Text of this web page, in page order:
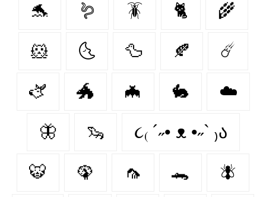
🐬 🪱 🪳 🐈 🌾
🐹 🌜 🦆 🍂 ☄️
🫏 🐲 🦇 🐇 ☁️
🦋 🦦 ૮₍ ´˶• ᴥ •˶` ₎ა
🐯 🦚 🦟 🐊 🪰